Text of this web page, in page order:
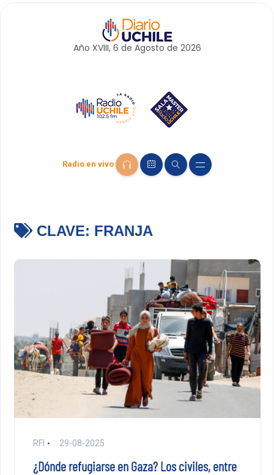
Año XVIII, 6 de Agosto de 2026
Radio en vivo
CLAVE: FRANJA
RFI 29-08-2025
¿Dónde refugiarse en Gaza? Los civiles, entre